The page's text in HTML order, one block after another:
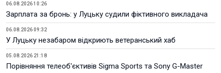
06.08.2026 10:26
Зарплата за бронь: у Луцьку судили фіктивного викладача
06.08.2026 09:32
У Луцьку незабаром відкриють ветеранський хаб
05.08.2026 21:18
Порівняння телеоб'єктивів Sigma Sports та Sony G-Master